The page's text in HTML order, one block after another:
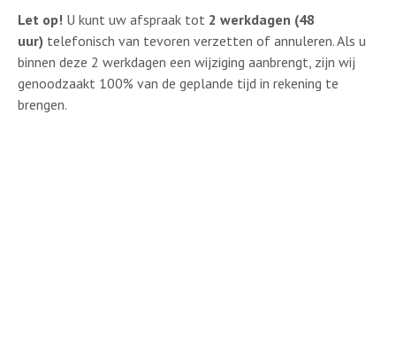
Let op! U kunt uw afspraak tot 2 werkdagen (48
uur) telefonisch van tevoren verzetten of annuleren. Als u
binnen deze 2 werkdagen een wijziging aanbrengt, zijn wij
genoodzaakt 100% van de geplande tijd in rekening te
brengen.